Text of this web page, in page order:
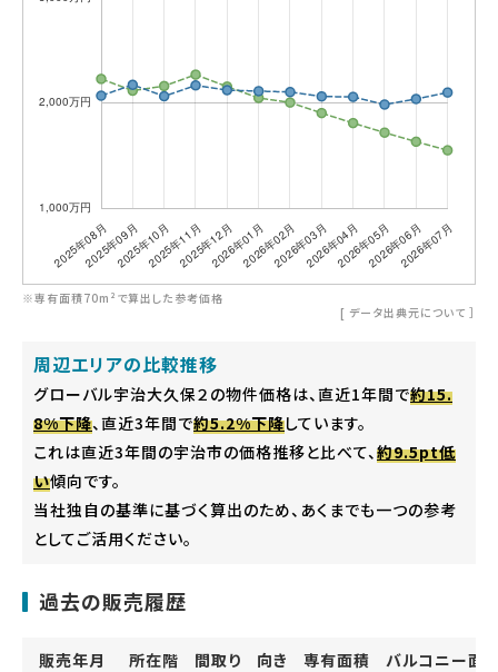
※専有面積70m²で算出した参考価格
[ データ出典元について ］
周辺エリアの比較推移
グローバル宇治大久保２の物件価格は、直近1年間で約15.
8%下降、直近3年間で約5.2%下降しています。
これは直近3年間の宇治市の価格推移と比べて、 約9.5pt低
い傾向です。
当社独自の基準に基づく算出のため、あくまでも一つの参考
としてご活用ください。
過去の販売履歴
販売年月 所在階 間取り 向き 専有面積 バルコニー面